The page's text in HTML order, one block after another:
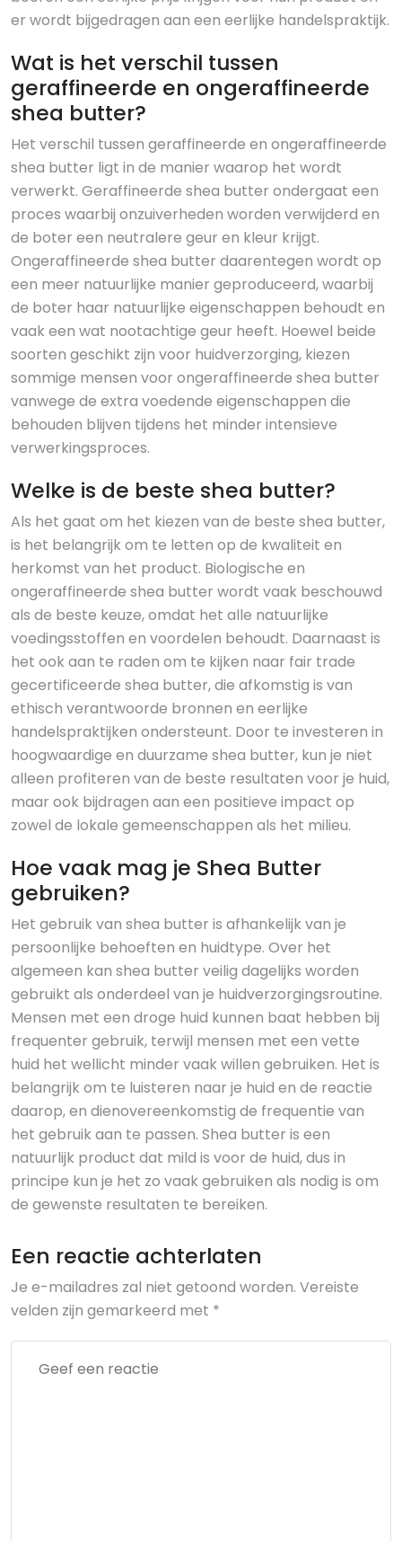
er wordt bijgedragen aan een eerlijke handelspraktijk.
Wat is het verschil tussen
geraffineerde en ongeraffineerde
shea butter?
Het verschil tussen geraffineerde en ongeraffineerde
shea butter ligt in de manier waarop het wordt
verwerkt. Geraffineerde shea butter ondergaat een
proces waarbij onzuiverheden worden verwijderd en
de boter een neutralere geur en kleur krijgt.
Ongeraffineerde shea butter daarentegen wordt op
een meer natuurlijke manier geproduceerd, waarbij
de boter haar natuurlijke eigenschappen behoudt en
vaak een wat nootachtige geur heeft. Hoewel beide
soorten geschikt zijn voor huidverzorging, kiezen
sommige mensen voor ongeraffineerde shea butter
vanwege de extra voedende eigenschappen die
behouden blijven tijdens het minder intensieve
verwerkingsproces.
Welke is de beste shea butter?
Als het gaat om het kiezen van de beste shea butter,
is het belangrijk om te letten op de kwaliteit en
herkomst van het product. Biologische en
ongeraffineerde shea butter wordt vaak beschouwd
als de beste keuze, omdat het alle natuurlijke
voedingsstoffen en voordelen behoudt. Daarnaast is
het ook aan te raden om te kijken naar fair trade
gecertificeerde shea butter, die afkomstig is van
ethisch verantwoorde bronnen en eerlijke
handelspraktijken ondersteunt. Door te investeren in
hoogwaardige en duurzame shea butter, kun je niet
alleen profiteren van de beste resultaten voor je huid,
maar ook bijdragen aan een positieve impact op
zowel de lokale gemeenschappen als het milieu.
Hoe vaak mag je Shea Butter
gebruiken?
Het gebruik van shea butter is afhankelijk van je
persoonlijke behoeften en huidtype. Over het
algemeen kan shea butter veilig dagelijks worden
gebruikt als onderdeel van je huidverzorgingsroutine.
Mensen met een droge huid kunnen baat hebben bij
frequenter gebruik, terwijl mensen met een vette
huid het wellicht minder vaak willen gebruiken. Het is
belangrijk om te luisteren naar je huid en de reactie
daarop, en dienovereenkomstig de frequentie van
het gebruik aan te passen. Shea butter is een
natuurlijk product dat mild is voor de huid, dus in
principe kun je het zo vaak gebruiken als nodig is om
de gewenste resultaten te bereiken.
Een reactie achterlaten
Je e-mailadres zal niet getoond worden. Vereiste
velden zijn gemarkeerd met *